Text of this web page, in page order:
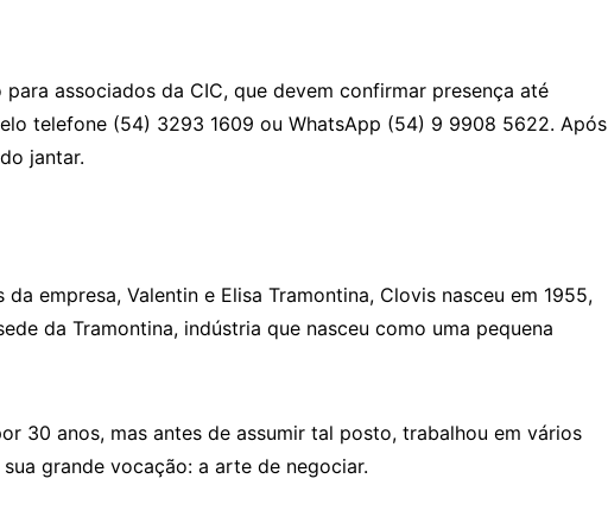
associados da CIC, que devem confirmar presença até
telefone (54) 3293 1609 ou WhatsApp (54) 9 9908 5622. Após
jantar.
empresa, Valentin e Elisa Tramontina, Clovis nasceu em 1955,
da Tramontina, indústria que nasceu como uma pequena
30 anos, mas antes de assumir tal posto, trabalhou em vários
grande vocação: a arte de negociar.